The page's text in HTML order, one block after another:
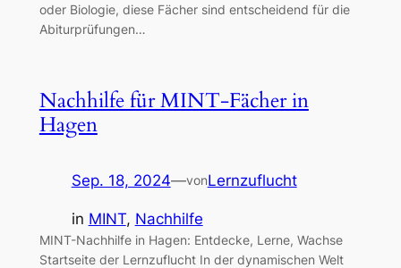
oder Biologie, diese Fächer sind entscheidend für die
Abiturprüfungen…
Nachhilfe für MINT-Fächer in
Hagen
Sep. 18, 2024—vonLernzuflucht
in MINT, Nachhilfe
MINT-Nachhilfe in Hagen: Entdecke, Lerne, Wachse
Startseite der Lernzuflucht In der dynamischen Welt